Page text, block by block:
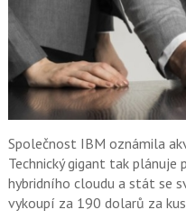
Společnost IBM oznámila
Technický gigant tak
hybridního cloudu a stát se
vykoupí za 190 dolarů za